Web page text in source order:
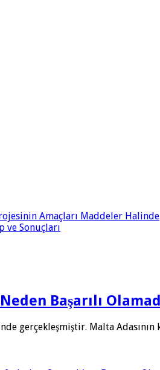
Amaçları Maddeler Halinde
ve Sonuçları
Başarılı
gerçekleşmiştir. Malta